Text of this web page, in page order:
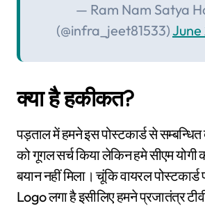
— Ram Nam Satya
(@infra_jeet81533)
क्या है हकीकत?
पड़ताल में हमने इस पोस्टकार्ड से
को गूगल सर्च किया लेकिन हमे सीएम योगी
बयान नहीं मिला। चूंकि वायरल पोस्टकार्ड
Logo लगा है इसीलिए हमने प्रजातंत्र